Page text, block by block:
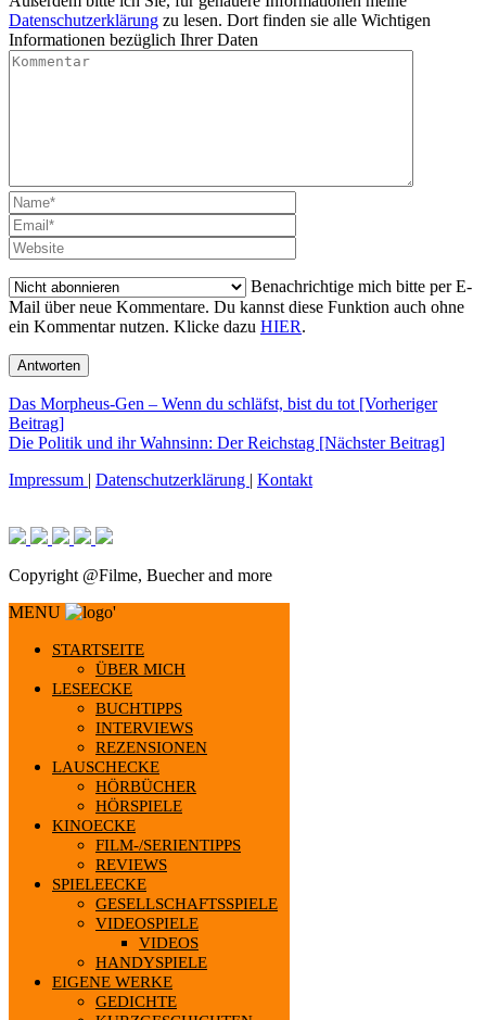
Datenschutzerklärung zu lesen. Dort finden sie alle Wichtigen
Informationen bezüglich Ihrer Daten
Benachrichtige mich bitte per E-
Mail über neue Kommentare. Du kannst diese Funktion auch ohne
ein Kommentar nutzen. Klicke dazu HIER.
Beitragsnavigation
Das Morpheus-Gen – Wenn du schläfst, bist du tot [Vorheriger
Beitrag]
Die Politik und ihr Wahnsinn: Der Reichstag [Nächster Beitrag]
Impressum | Datenschutzerklärung | Kontakt
Copyright @Filme, Buecher and more
MENU
'
STARTSEITE
ÜBER MICH
LESEECKE
BUCHTIPPS
INTERVIEWS
REZENSIONEN
LAUSCHECKE
HÖRBÜCHER
HÖRSPIELE
KINOECKE
FILM-/SERIENTIPPS
REVIEWS
SPIELEECKE
GESELLSCHAFTSSPIELE
VIDEOSPIELE
VIDEOS
HANDYSPIELE
EIGENE WERKE
GEDICHTE